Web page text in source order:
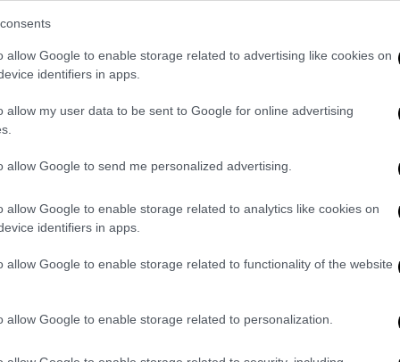
allow Google to enable storage related to advertising like cookies on
identifiers in apps.
allow my user data to be sent to Google for online advertising
allow Google to send me personalized advertising.
allow Google to enable storage related to analytics like cookies on
identifiers in apps.
allow Google to enable storage related to functionality of the website
allow Google to enable storage related to personalization.
εκδηλώνονται
στην
μια μετατόπιση προς το
κατά το μεσημέρι και το
Προς τις απογευματινές ώρες
της ηπειρωτικής χώρας, ενώ θα
καταιγίδες.
της χώρας ουδράργυροςθα προσεγγίσει
Κελσίου.